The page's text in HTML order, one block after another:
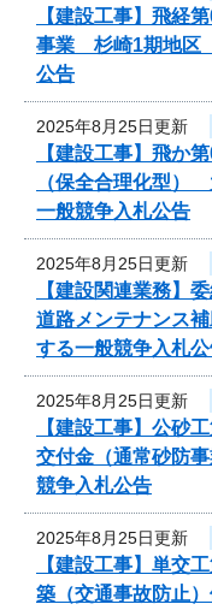
【建設工事】飛経
事業 杉崎1期地区
公告
2025年8月25日更新
【建設工事】飛か
（保全合理化型
一般競争入札公告
2025年8月25日更新
【建設関連業務】
道路メンテナンス
する一般競争入札
2025年8月25日更新
【建設工事】公砂
交付金（通常砂防
競争入札公告
2025年8月25日更新
【建設工事】単交
築（交通事故防止